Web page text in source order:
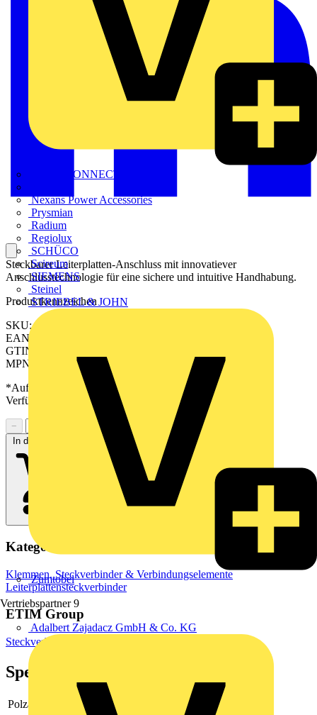
METZ CONNECT
Nexans Power Accessories
Prysmian
Radium
Regiolux
SCHÜCO
Scireum
SIEMENS
Steinel
STRIEBEL & JOHN
Zumtobel
Vertriebspartner 9
Adalbert Zajadacz GmbH & Co. KG
Steckbarer Leiterplatten-Anschluss mit innovatiever
Anschlusstechnologie für eine sichere und intuitive Handhabung.
Produktkennzeichen
SKU: 2643110000
EAN: 04050118643862
GTIN: 04050118643862
MPN: CH 3.81/09/90F 3.5SN GN BX
*Auf Anfrage verfügbar - bitte in den Warenkorb legen, um
Verfügbarkeit zu prüfen
−
In den Warenkorb
Kategorien
Klemmen, Steckverbinder & Verbindungselemente
Leiterplattensteckverbinder
ETIM Group
Steckverbinder
Spezifikationen
Polzahl
9